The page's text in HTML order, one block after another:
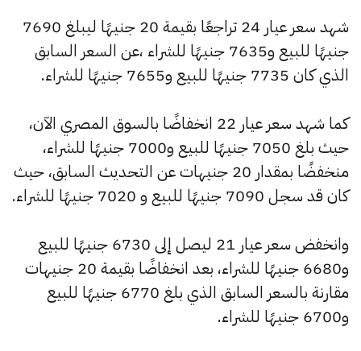
شهد سعر عيار 24 تراجعًا بقيمة 20 جنيهًا ليبلغ 7690
جنيهًا للبيع و7635 جنيهًا للشراء ،عن السعر السابق
الذي كان 7735 جنيهًا للبيع و7655 جنيهًا للشراء.
كما شهد سعر عيار 22 انخفاضًا بالسوق المصري الآن،
حيث بلغ 7050 جنيهًا للبيع و7000 جنيهًا للشراء،
منخفضًا بمقدار 20 جنيهات عن التحديث السابق، حيث
كان قد سجل 7090 جنيهًا للبيع و 7020 جنيهًا للشراء.
وانخفض سعر عيار 21 ليصل إلى 6730 جنيهًا للبيع
و6680 جنيهًا للشراء، بعد انخفاضًا بقيمة 20 جنيهات
مقارنة بالسعر السابق الذي بلغ 6770 جنيهًا للبيع
و6700 جنيهًا للشراء.